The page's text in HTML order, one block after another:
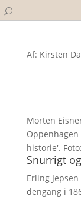
Af: Kirsten
Morten
historie'.
Snurrigt
Erling
dengang i